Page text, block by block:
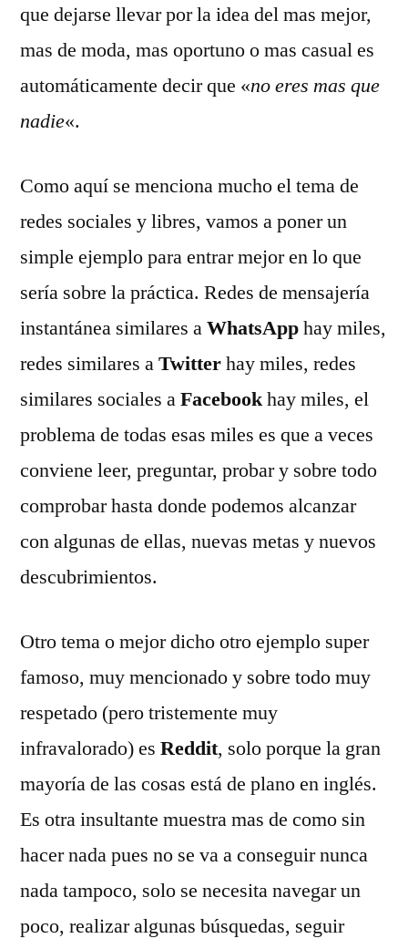
que dejarse llevar por la idea del mas mejor,
mas de moda, mas oportuno o mas casual es
automáticamente decir que «no eres mas que
nadie«.
Como aquí se menciona mucho el tema de
redes sociales y libres, vamos a poner un
simple ejemplo para entrar mejor en lo que
sería sobre la práctica. Redes de mensajería
instantánea similares aWhatsApphay miles,
redes similares aTwitterhay miles, redes
similares sociales aFacebookhay miles, el
problema de todas esas miles es que a veces
conviene leer, preguntar, probar y sobre todo
comprobar hasta donde podemos alcanzar
con algunas de ellas, nuevas metas y nuevos
descubrimientos.
Otro tema o mejor dicho otro ejemplo super
famoso, muy mencionado y sobre todo muy
respetado (pero tristemente muy
infravalorado) es Reddit, solo porque la gran
mayoría de las cosas está de plano en inglés.
Es otra insultante muestra mas de como sin
hacer nada pues no se va a conseguir nunca
nada tampoco, solo se necesita navegar un
poco, realizar algunas búsquedas, seguir